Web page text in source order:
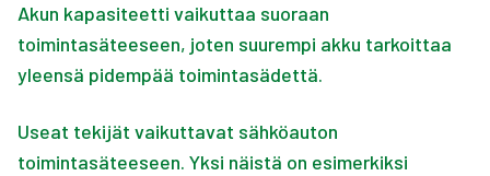
Akun kapasiteetti vaikuttaa suoraan
toimintasäteeseen, joten suurempi akku tarkoittaa
yleensä pidempää toimintasädettä.
Useat tekijät vaikuttavat sähköauton
toimintasäteeseen. Yksi näistä on esimerkiksi